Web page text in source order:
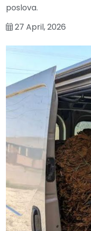
poslova.
27 April, 2026